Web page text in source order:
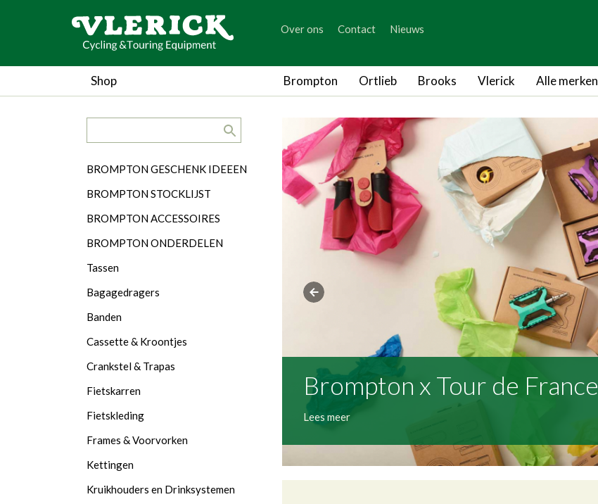
generic_skip_language
Over ons Contact Nieuws
Shop Brompton Ortlieb Brooks Vlerick Alle merken
Homepage
Brompton x Tour de France
Lees meer
Categorieën
BROMPTON GESCHENK IDEEEN
BROMPTON STOCKLIJST
BROMPTON ACCESSOIRES
BROMPTON ONDERDELEN
Tassen
Bagagedragers
Banden
Cassette & Kroontjes
Crankstel & Trapas
Fietskarren
Fietskleding
Frames & Voorvorken
Kettingen
Kruikhouders en Drinksystemen